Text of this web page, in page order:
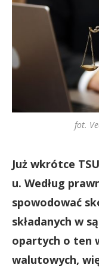
fot.
Już wkrótce
u. Według
spowodować
składanych w
opartych o ten
walutowych,